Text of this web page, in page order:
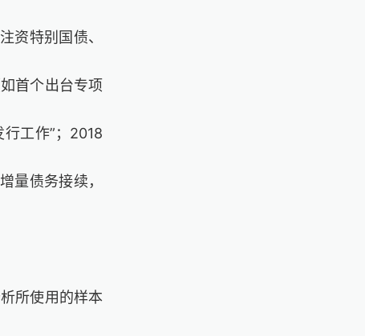
资特别国债、
如首个出台专项
工作”； 2018
量债务接续，
所使用的样本